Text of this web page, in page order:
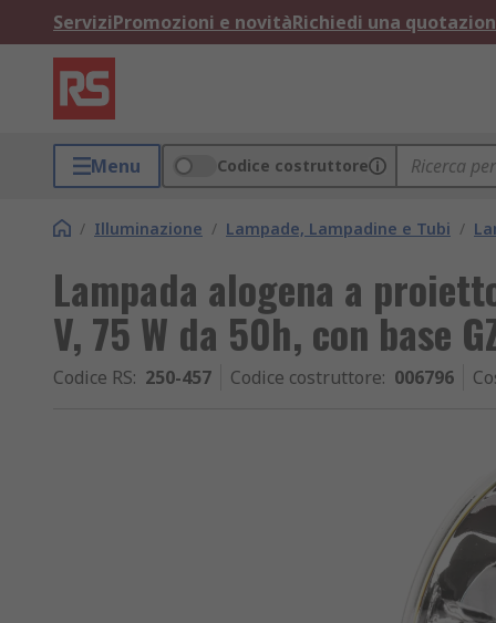
ServiziPromozioni e novitàRichiedi una
Menu Codice costruttore
/ Illuminazione / Lampade, Lampadine e Tubi /
Lampada alogena a
V, 75 W da 50h, con base
Codice RS: 250-457 Codice costruttore: 006796